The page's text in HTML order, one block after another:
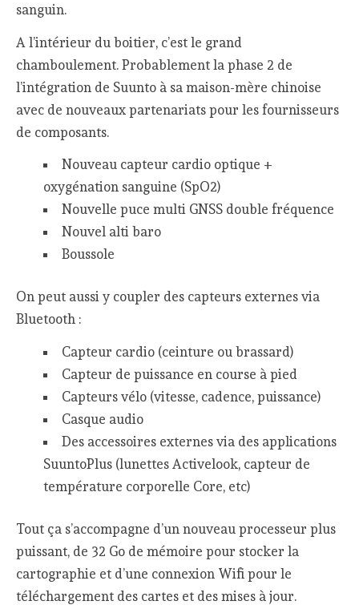
sanguin.
A l’intérieur du boitier, c’est le grand
chamboulement. Probablement la phase 2 de
l’intégration de Suunto à sa maison-mère chinoise
avec de nouveaux partenariats pour les fournisseurs
de composants.
Nouveau capteur cardio optique +
oxygénation sanguine (SpO2)
Nouvelle puce multi GNSS double fréquence
Nouvel alti baro
Boussole
On peut aussi y coupler des capteurs externes via
Bluetooth :
Capteur cardio (ceinture ou brassard)
Capteur de puissance en course à pied
Capteurs vélo (vitesse, cadence, puissance)
Casque audio
Des accessoires externes via des applications
SuuntoPlus (lunettes Activelook, capteur de
température corporelle Core, etc)
Tout ça s’accompagne d’un nouveau processeur plus
puissant, de 32 Go de mémoire pour stocker la
cartographie et d’une connexion Wifi pour le
téléchargement des cartes et des mises à jour.